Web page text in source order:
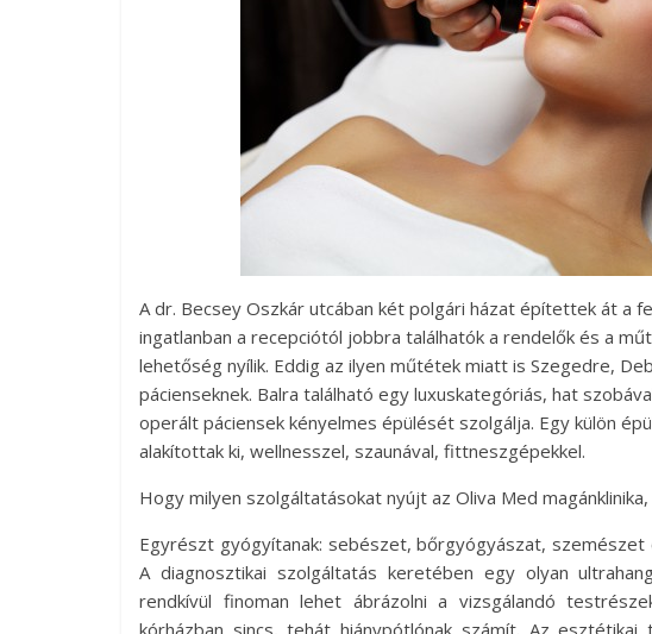
A dr. Becsey Oszkár utcában két polgári házat építettek át a
ingatlanban a recepciótól jobbra találhatók a rendelők és a
lehetőség nyílik. Eddig az ilyen műtétek miatt is Szegedre,
pácienseknek. Balra található egy luxuskategóriás, hat
operált páciensek kényelmes épülését szolgálja. Egy külön
alakítottak ki, wellnesszel, szaunával, fittneszgépekkel.
Hogy milyen szolgáltatásokat nyújt az Oliva Med
Egyrészt gyógyítanak: sebészet, bőrgyógyászat, szemészet
A diagnosztikai szolgáltatás keretében egy olyan
rendkívül finoman lehet ábrázolni a vizsgálandó
kórházban sincs, tehát hiánypótlónak számít. Az